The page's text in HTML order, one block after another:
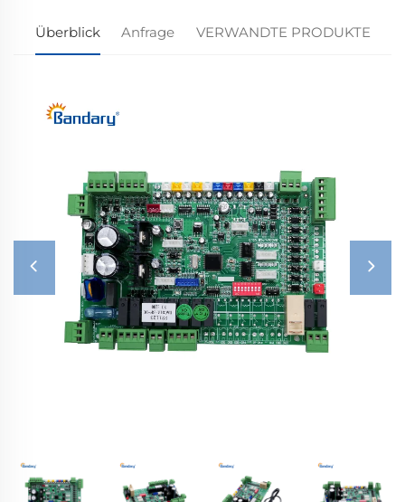
Überblick Anfrage VERWANDTE PRODUKTE